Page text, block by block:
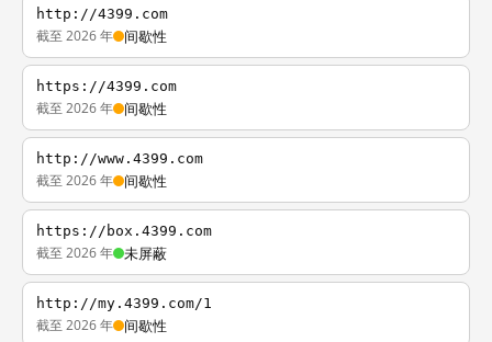
http://4399.com
截至 2026 年 间歇性
https://4399.com
截至 2026 年 间歇性
http://www.4399.com
截至 2026 年 间歇性
https://box.4399.com
截至 2026 年 未屏蔽
http://my.4399.com/1
截至 2026 年 间歇性